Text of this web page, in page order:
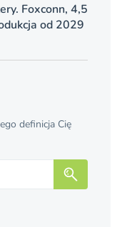
Foxconn, 4,5
od 2029
definicja Cię